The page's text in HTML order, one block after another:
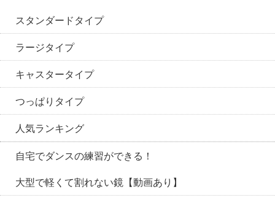
スタンダードタイプ
ラージタイプ
キャスタータイプ
つっぱりタイプ
人気ランキング
自宅でダンスの練習ができる！
大型で軽くて割れない鏡【動画あり】